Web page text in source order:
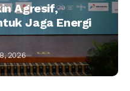
Agresif,
Jaga Energi
2026